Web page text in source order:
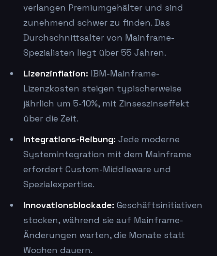
verlangen Premiumgehälter und sind
zunehmend schwer zu finden. Das
Durchschnittsalter von Mainframe-
Spezialisten liegt über 55 Jahren.
Lizenzinflation: IBM-Mainframe-
Lizenzkosten steigen typischerweise
jährlich um 5-10%, mit Zinseszinseffekt
über die Zeit.
Integrations-Reibung: Jede moderne
Systemintegration mit dem Mainframe
erfordert Custom-Middleware und
Spezialexpertise.
Innovationsblockade: Geschäftsinitiativen
stocken, während sie auf Mainframe-
Änderungen warten, die Monate statt
Wochen dauern.